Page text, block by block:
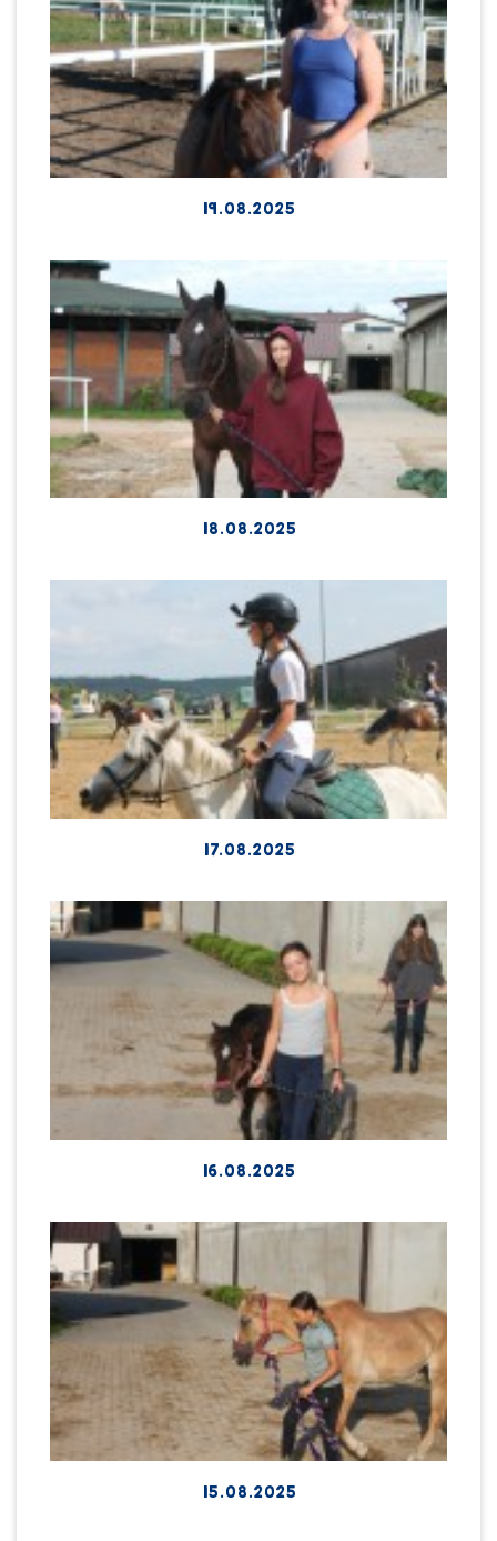
19.08.2025
18.08.2025
17.08.2025
16.08.2025
15.08.2025